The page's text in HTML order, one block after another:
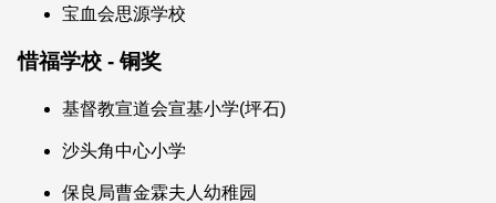
宝血会思源学校
惜福学校 - 铜奖
基督教宣道会宣基小学(坪石)
沙头角中心小学
保良局曹金霖夫人幼稚园